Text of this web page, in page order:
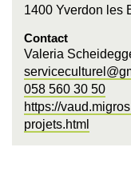
1400 Yverdon les
Contact
Valeria
058 560 30 50
https://
projets.html